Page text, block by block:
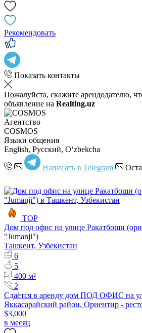
Рекомендовать
Показать контакты
Пожалуйста, скажите арендодателю,
объявление на Realting.uz
Агентство
COSMOS
Языки общения
English, Русский, Oʻzbekcha
Написать в Telegram
TOP
Дом под офис на улице Ракатбоши
"Jumanji")
Ташкент, Узбекистан
6
5
400 м²
2
Сдаётся в аренду дом ПОД ОФИС на
Яккасарайский район. Ориентир -
$3,000
в месяц